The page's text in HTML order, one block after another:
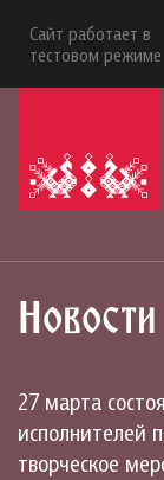
Сайт работает в
тестовом режиме
27 марта
исполнителей
творческое